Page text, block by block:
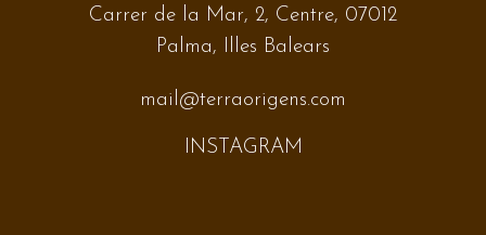
Carrer de la Mar, 2, Centre, 07012
Palma, Illes Balears
mail@terraorigens.com
INSTAGRAM